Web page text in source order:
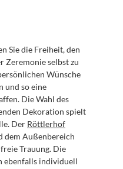
Sie die Freiheit, den
Zeremonie selbst zu
Wünsche
und so eine
Die Wahl des
Dekoration spielt
Der Röttlerhof
dem Außenbereich
Trauung. Die
ebenfalls individuell